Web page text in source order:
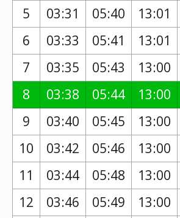
5
03:31 05:40 13:01
6
03:33 05:41 13:01
7
03:35 05:43 13:00
8
03:38 05:44 13:00
9
03:40 05:45 13:00
10
03:42 05:46 13:00
11
03:44 05:48 13:00
12
03:46 05:49 13:00